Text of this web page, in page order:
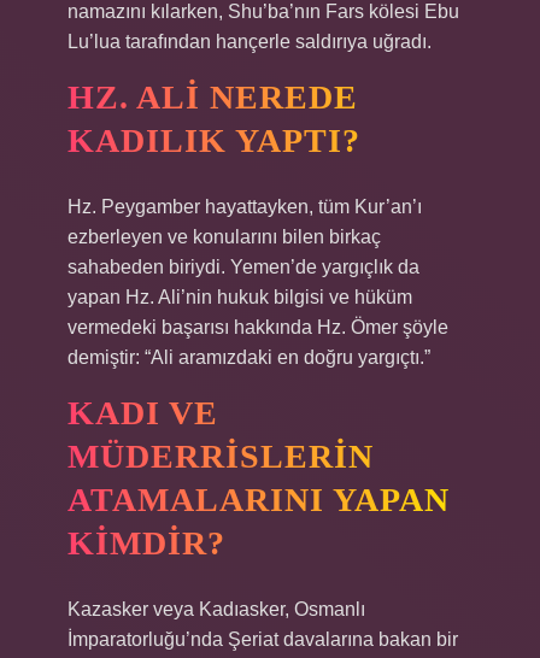
namazını kılarken, Shu’ba’nın Fars kölesi Ebu
Lu’lua tarafından hançerle saldırıya uğradı.
HZ. ALI NEREDE
KADILIK YAPTI?
Hz. Peygamber hayattayken, tüm Kur’an’ı
ezberleyen ve konularını bilen birkaç
sahabeden biriydi. Yemen’de yargıçlık da
yapan Hz. Ali’nin hukuk bilgisi ve hüküm
vermedeki başarısı hakkında Hz. Ömer şöyle
demiştir: “Ali aramızdaki en doğru yargıçtı.”
KADI VE
MÜDERRISLERIN
ATAMALARINI YAPAN
KIMDIR?
Kazasker veya Kadıasker, Osmanlı
İmparatorluğu’nda Şeriat davalarına bakan bir